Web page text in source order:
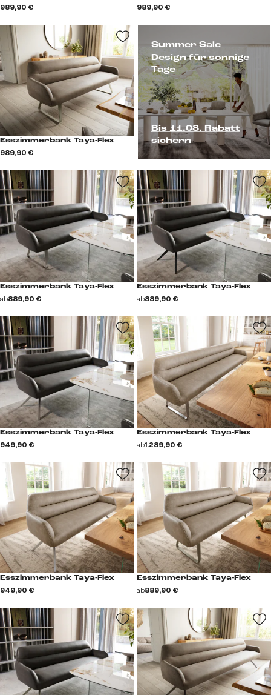
Summer Sale
Design für sonnige
Tage
Bis 11.08. Rabatt
sichern
989,90 € 989,90 €
Esszimmerbank Taya-Flex
989,90 €
Esszimmerbank Taya-Flex
ab889,90 €
Esszimmerbank Taya-Flex
ab889,90 €
Esszimmerbank Taya-Flex
949,90 €
Esszimmerbank Taya-Flex
ab1.289,90 €
Esszimmerbank Taya-Flex
949,90 €
Esszimmerbank Taya-Flex
ab889,90 €